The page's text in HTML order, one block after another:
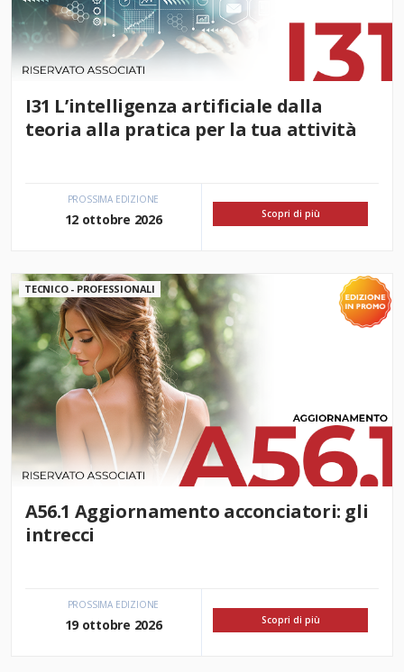
I31 L’intelligenza artificiale dalla
teoria alla pratica per la tua attività
PROSSIMA EDIZIONE
12 ottobre 2026 Scopri di più
TECNICO - PROFESSIONALI
A56.1 Aggiornamento acconciatori: gli
intrecci
PROSSIMA EDIZIONE
19 ottobre 2026 Scopri di più